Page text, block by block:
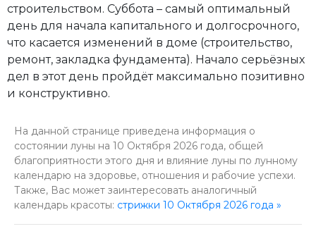
строительством. Суббота – самый оптимальный
день для начала капитального и долгосрочного,
что касается изменений в доме (строительство,
ремонт, закладка фундамента). Начало серьёзных
дел в этот день пройдёт максимально позитивно
и конструктивно.
На данной странице приведена информация о
состоянии луны на 10 Октября 2026 года, общей
благоприятности этого дня и влияние луны по лунному
календарю на здоровье, отношения и рабочие успехи.
Также, Вас может заинтересовать аналогичный
календарь красоты: стрижки 10 Октября 2026 года »